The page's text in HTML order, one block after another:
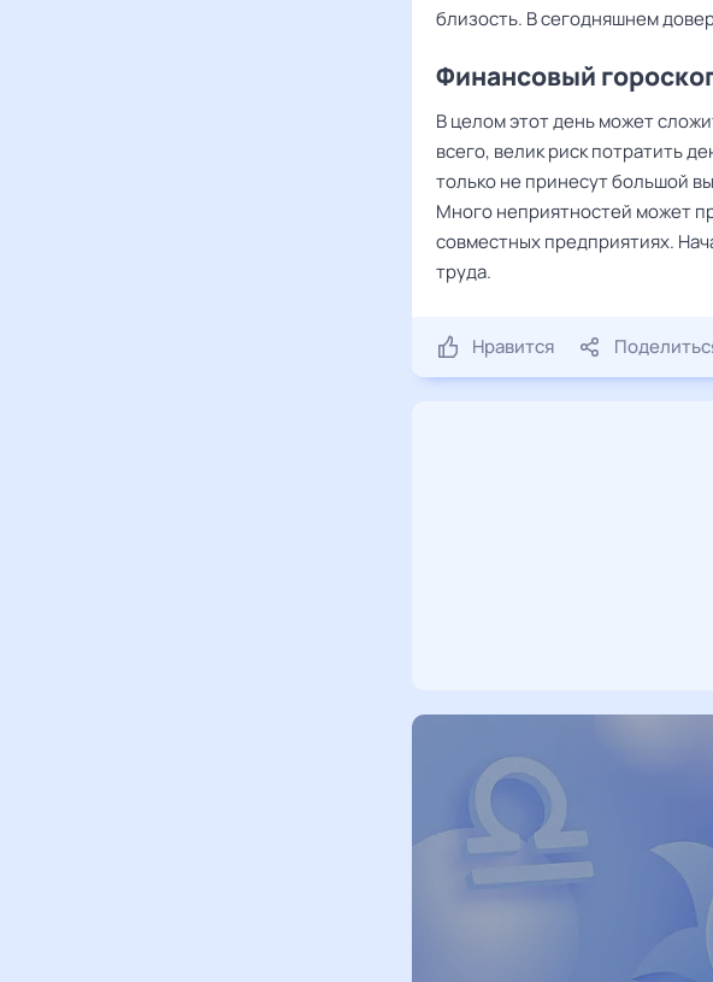
близость. В сегодняшнем
Финансовый
В целом этот день может
всего, велик риск потратить
только не принесут большой
Много неприятностей может
совместных предприятиях.
труда.
Нравится